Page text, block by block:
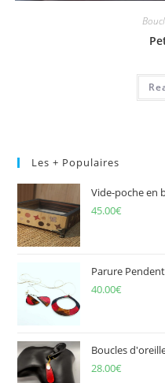
Les + Populaires
Vide-poche en
45.00€
Parure
40.00€
Boucles
28.00€